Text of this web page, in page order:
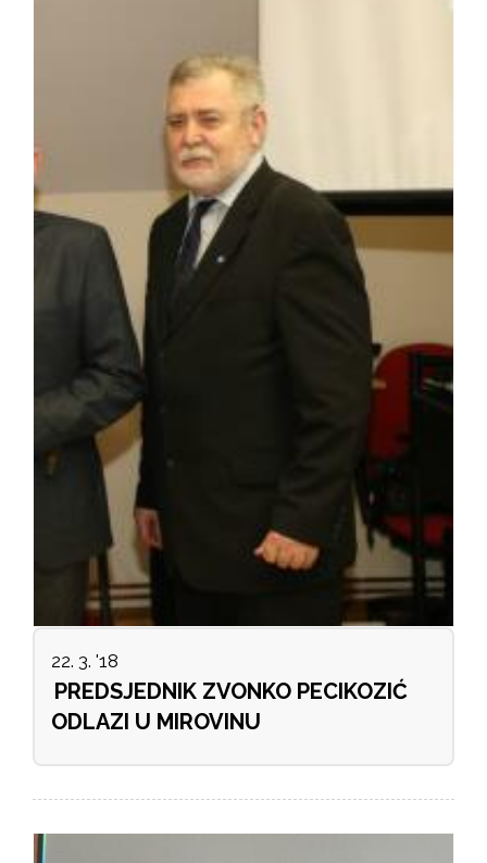
22. 3. '18
PREDSJEDNIK ZVONKO PECIKOZIĆ
ODLAZI U MIROVINU